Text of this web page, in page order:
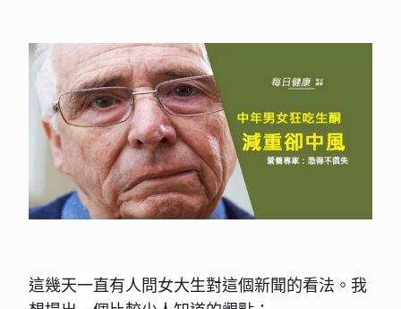
這幾天一直有人問女大生對這個新聞的看法。我